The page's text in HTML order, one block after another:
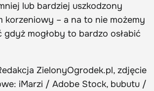
lub bardziej uszkodzony
korzeniowy – a na to nie możemy
gdyż mogłoby to bardzo osłabić
ZielonyOgrodek.pl, zdjęcie
iMarzi / Adobe Stock, bubutu /